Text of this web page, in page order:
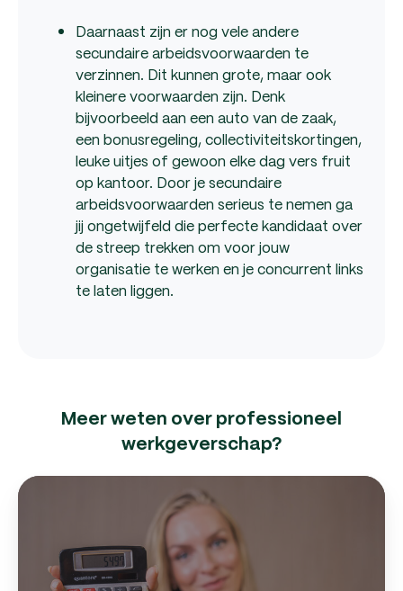
Daarnaast zijn er nog vele andere
secundaire arbeidsvoorwaarden te
verzinnen. Dit kunnen grote, maar ook
kleinere voorwaarden zijn. Denk
bijvoorbeeld aan een auto van de zaak,
een bonusregeling, collectiviteitskortingen,
leuke uitjes of gewoon elke dag vers fruit
op kantoor. Door je secundaire
arbeidsvoorwaarden serieus te nemen ga
jij ongetwijfeld die perfecte kandidaat over
de streep trekken om voor jouw
organisatie te werken en je concurrent links
te laten liggen.
Meer weten over professioneel
werkgeverschap?